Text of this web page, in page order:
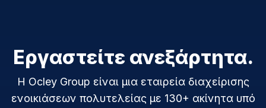
Εργαστείτε ανεξάρτητα.
Η Ocley Group είναι μια εταιρεία διαχείρισης
ενοικιάσεων πολυτελείας με 130+ ακίνητα υπό